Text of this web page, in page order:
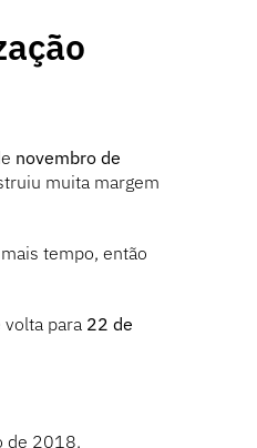
novembro de
muita margem
tempo, então
para 22 de
de 2018.